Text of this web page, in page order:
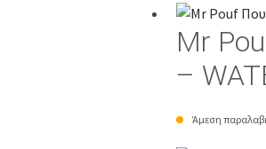
Mr
–
Άμεση